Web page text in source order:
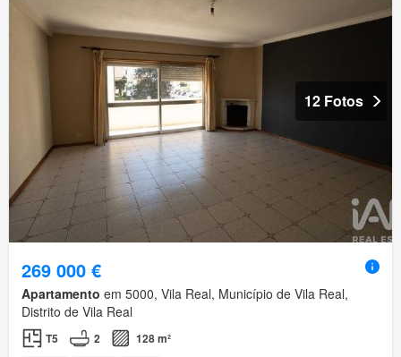
12 Fotos
269 000 €
Apartamento em 5000, Vila Real, Município de Vila Real,
Distrito de Vila Real
T5 2 128 m²